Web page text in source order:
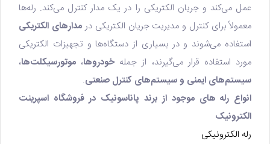
عمل می‌کند و جریان الکتریکی را در یک مدار کنترل می‌کند. رله‌ها
معمولاً برای کنترل و مدیریت جریان الکتریکی درمدارهای الکتریکی
استفاده می‌شوند و در بسیاری از دستگاه‌ها و تجهیزات الکتریکی
مورد استفاده قرار می‌گیرند، از جمله خودروها، موتورسیکلت‌ها،
سیستم‌های ایمنی و سیستم‌های کنترل صنعتی.
انواع رله های موجود از برند پاناسونیک در فروشگاه اسپرینت
الکترونیک
رله الکترونیکی